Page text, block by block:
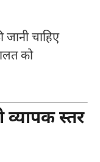
चाहिए
को
व्यापक स्तर